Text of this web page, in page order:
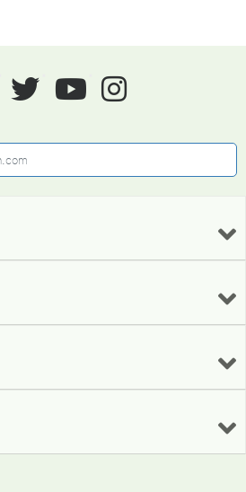
twitter youtube instagram